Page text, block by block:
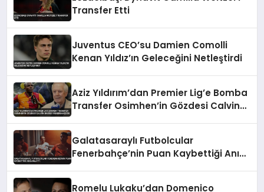
Transfer Etti
Juventus CEO’su Damien Comolli
Kenan Yıldız’ın Geleceğini Netleştirdi
Aziz Yıldırım’dan Premier Lig’e Bomba
Transfer Osimhen’in Gözdesi Calvin
Galatasaraylı Futbolcular
Fenerbahçe’nin Puan Kaybettiği Anı
Romelu Lukaku’dan Domenico